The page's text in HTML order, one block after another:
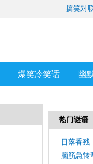
搞笑对
爆笑冷笑话 幽
热门谜语
日落香残
脑筋急转